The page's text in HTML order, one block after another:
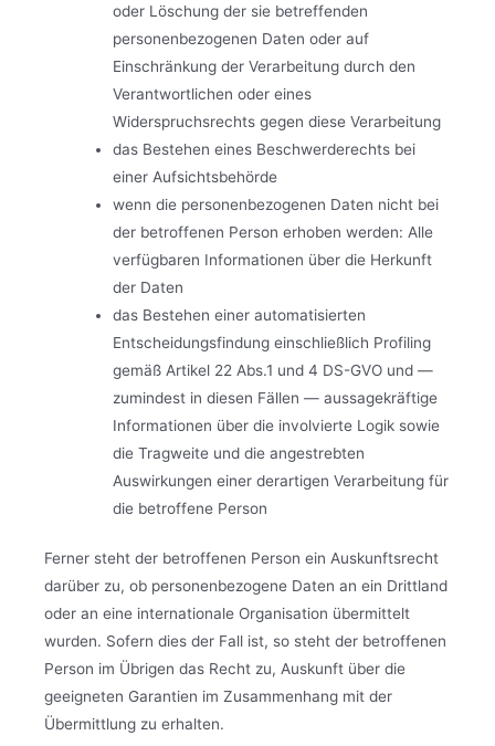
oder Löschung der sie betreffenden
personenbezogenen Daten oder auf
Einschränkung der Verarbeitung durch den
Verantwortlichen oder eines
Widerspruchsrechts gegen diese Verarbeitung
das Bestehen eines Beschwerderechts bei
einer Aufsichtsbehörde
wenn die personenbezogenen Daten nicht bei
der betroffenen Person erhoben werden: Alle
verfügbaren Informationen über die Herkunft
der Daten
das Bestehen einer automatisierten
Entscheidungsfindung einschließlich Profiling
gemäß Artikel 22 Abs.1 und 4 DS-GVO und —
zumindest in diesen Fällen — aussagekräftige
Informationen über die involvierte Logik sowie
die Tragweite und die angestrebten
Auswirkungen einer derartigen Verarbeitung für
die betroffene Person
Ferner steht der betroffenen Person ein Auskunftsrecht
darüber zu, ob personenbezogene Daten an ein Drittland
oder an eine internationale Organisation übermittelt
wurden. Sofern dies der Fall ist, so steht der betroffenen
Person im Übrigen das Recht zu, Auskunft über die
geeigneten Garantien im Zusammenhang mit der
Übermittlung zu erhalten.